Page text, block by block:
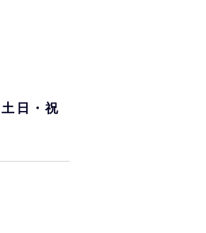
1000円未満
SPECIAL PRICE
日・祝